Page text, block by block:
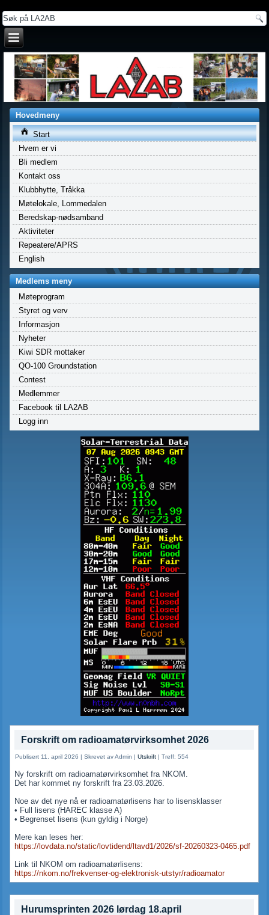
Hovedmeny
Start
Hvem er vi
Bli medlem
Kontakt oss
Klubbhytte, Tråkka
Møtelokale, Lommedalen
Beredskap-nødsamband
Aktiviteter
Repeatere/APRS
English
Medlems meny
Møteprogram
Styret og verv
Informasjon
Nyheter
Kiwi SDR mottaker
QO-100 Groundstation
Contest
Medlemmer
Facebook til LA2AB
Logg inn
Forskrift om radioamatørvirksomhet 2026
Publisert 11. april 2026 |Skrevet av Admin |Utskrift |Treff: 554
Ny forskrift om radioamatørvirksomhet fra NKOM.
Det har kommet ny forskrift fra 23.03.2026.
Noe av det nye nå er radioamatørlisens har to lisensklasser
• Full lisens (HAREC klasse A)
• Begrenset lisens (kun gyldig i Norge)
Mere kan leses her:
https://lovdata.no/static/lovtidend/ltavd1/2026/sf-20260323-0465.pdf
Link til NKOM om radioamatørlisens:
https://nkom.no/frekvenser-og-elektronisk-utstyr/radioamator
Hurumsprinten 2026 lørdag 18.april